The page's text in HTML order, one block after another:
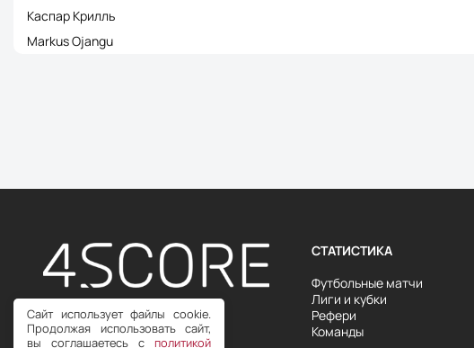
Каспар Крилль
Markus Ojangu
Продвинутая спортивная
статистика с 2018 года
СТАТИСТИКА
Футбольные матчи
Лиги и кубки
Рефери
Команды
Сайт использует файлы cookie.
Продолжая использовать сайт,
вы соглашаетесь с политикой